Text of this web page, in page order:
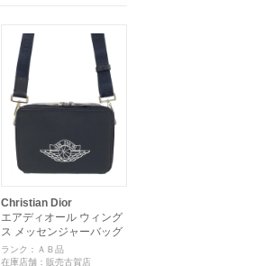
Christian Dior
エアディオール ウィング
ス メッセンジャーバッグ
ランク：ＡＢ品
在庫店舗：販売古賀店